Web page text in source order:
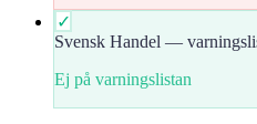
✓
Svensk Handel —
Ej på varningslistan